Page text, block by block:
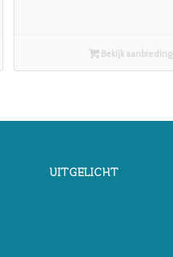
Bekijk aanbieding
UITGELICHT